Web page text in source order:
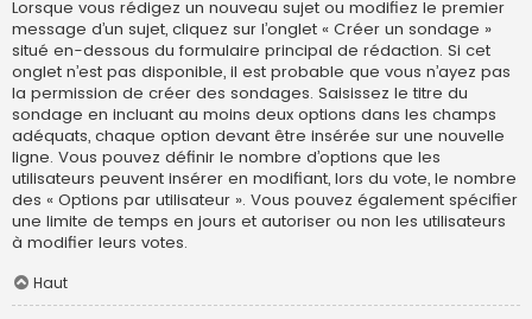
Lorsque vous rédigez un nouveau sujet ou modifiez le premier
message d’un sujet, cliquez sur l’onglet « Créer un sondage »
situé en-dessous du formulaire principal de rédaction. Si cet
onglet n’est pas disponible, il est probable que vous n’ayez pas
la permission de créer des sondages. Saisissez le titre du
sondage en incluant au moins deux options dans les champs
adéquats, chaque option devant être insérée sur une nouvelle
ligne. Vous pouvez définir le nombre d’options que les
utilisateurs peuvent insérer en modifiant, lors du vote, le nombre
des « Options par utilisateur ». Vous pouvez également spécifier
une limite de temps en jours et autoriser ou non les utilisateurs
à modifier leurs votes.
Haut